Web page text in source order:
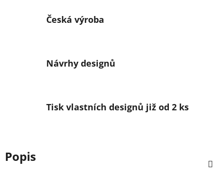
Česká výroba
Návrhy designů
Tisk vlastních designů již od 2 ks
Popis